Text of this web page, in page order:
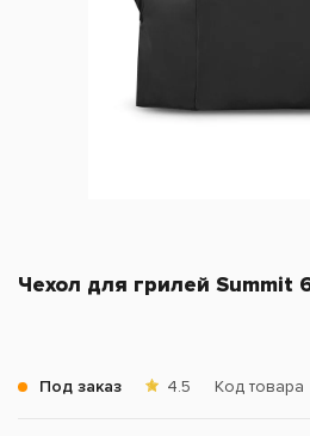
Чехол для грилей Summit
Под заказ 4.5 Код товара